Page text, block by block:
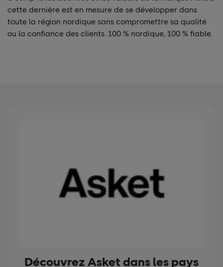
cette dernière est en mesure de se développer dans
toute la région nordique sans compromettre sa qualité
ou la confiance des clients. 100 % nordique, 100 % fiable.
Découvrez Asket dans les pays